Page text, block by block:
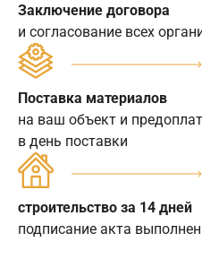
Заключение договора
и согласование всех
Поставка материалов
на ваш объект и
в день поставки
строительство за 14 дней
подписание акта